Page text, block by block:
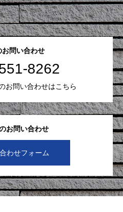
お問い合わせ
わせフォーム
お問い合わせ
8262
お問い合わせはこちら